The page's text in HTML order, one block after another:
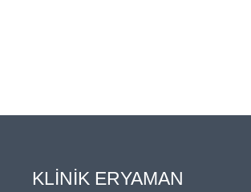
KLİNİK ERYAMAN